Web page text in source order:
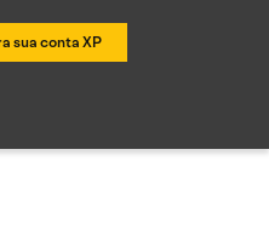
sua conta XP